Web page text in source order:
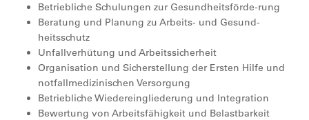
Betriebliche Schulungen zur Gesundheitsförde-rung
Beratung und Planung zu Arbeits- und Gesund-
heitsschutz
Unfallverhütung und Arbeitssicherheit
Organisation und Sicherstellung der Ersten Hilfe und
notfallmedizinischen Versorgung
Betriebliche Wiedereingliederung und Integration
Bewertung von Arbeitsfähigkeit und Belastbarkeit